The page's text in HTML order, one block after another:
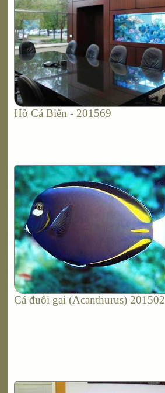
Hồ Cá Biển - 201569
Cá đuôi gai (Acanthurus) 201502